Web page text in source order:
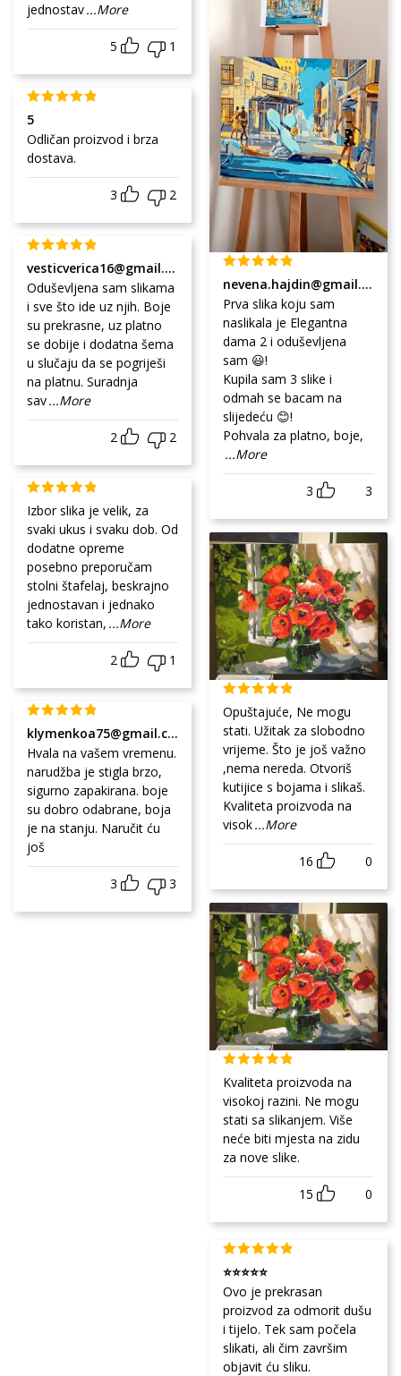
jednostav...More
5 1
5
Odličan proizvod i brza
dostava.
3 2
vesticverica16@gmail.com
Oduševljena sam slikama
i sve što ide uz njih. Boje
su prekrasne, uz platno
se dobije i dodatna šema
u slučaju da se pogriješi
na platnu. Suradnja
sav...More
2 2
Izbor slika je velik, za
svaki ukus i svaku dob. Od
dodatne opreme
posebno preporučam
stolni štafelaj, beskrajno
jednostavan i jednako
tako koristan, ...More
2 1
klymenkoa75@gmail.com
Hvala na vašem vremenu.
narudžba je stigla brzo,
sigurno zapakirana. boje
su dobro odabrane, boja
je na stanju. Naručit ću
još
3 3
nevena.hajdin@gmail.com
Prva slika koju sam
naslikala je Elegantna
dama 2 i oduševljena
sam 😃!
Kupila sam 3 slike i
odmah se bacam na
slijedeću 😊!
Pohvala za platno, boje,
...More
3 3
Opuštajuće, Ne mogu
stati. Užitak za slobodno
vrijeme. Što je još važno
,nema nereda. Otvoriš
kutijice s bojama i slikaš.
Kvaliteta proizvoda na
visok...More
16 0
Kvaliteta proizvoda na
visokoj razini. Ne mogu
stati sa slikanjem. Više
neće biti mjesta na zidu
za nove slike.
15 0
⭐⭐⭐⭐⭐
Ovo je prekrasan
proizvod za odmorit dušu
i tijelo. Tek sam počela
slikati, ali čim završim
objavit ću sliku.